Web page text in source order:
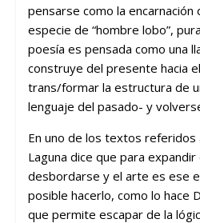
pensarse como la encarnación
especie de “hombre lobo”,
poesía es pensada como una
construye del presente hacia
trans/formar la estructura de
lenguaje del pasado- y
En uno de los textos referidos
Laguna dice que para
desbordarse y el arte es ese
posible hacerlo, como lo hace
que permite escapar de la